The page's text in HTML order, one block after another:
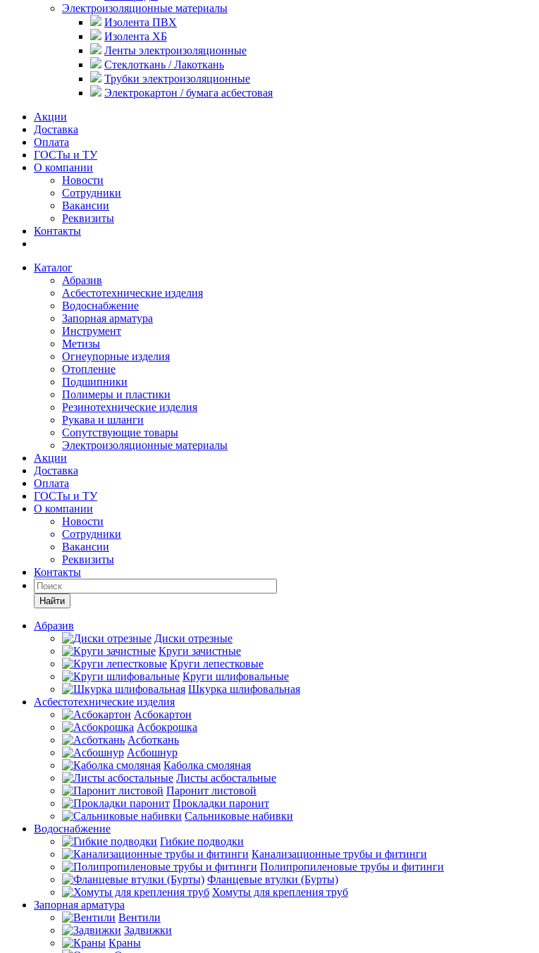
Электроизоляционные материалы
Изолента ПВХ
Изолента ХБ
Ленты электроизоляционные
Стеклоткань / Лакоткань
Трубки электроизоляционные
Электрокартон / бумага асбестовая
Акции
Доставка
Оплата
ГОСТы и ТУ
О компании
Новости
Сотрудники
Вакансии
Реквизиты
Контакты
Каталог
Абразив
Асбестотехнические изделия
Водоснабжение
Запорная арматура
Инструмент
Метизы
Огнеупорные изделия
Отопление
Подшипники
Полимеры и пластики
Резинотехнические изделия
Рукава и шланги
Сопутствующие товары
Электроизоляционные материалы
Акции
Доставка
Оплата
ГОСТы и ТУ
О компании
Новости
Сотрудники
Вакансии
Реквизиты
Контакты
Найти
Абразив
Диски отрезные
Круги зачистные
Круги лепестковые
Круги шлифовальные
Шкурка шлифовальная
Асбестотехнические изделия
Асбокартон
Асбокрошка
Асботкань
Асбошнур
Каболка смоляная
Листы асбостальные
Паронит листовой
Прокладки паронит
Сальниковые набивки
Водоснабжение
Гибкие подводки
Канализационные трубы и фитинги
Полипропиленовые трубы и фитинги
Фланцевые втулки (Бурты)
Хомуты для крепления труб
Запорная арматура
Вентили
Задвижки
Краны